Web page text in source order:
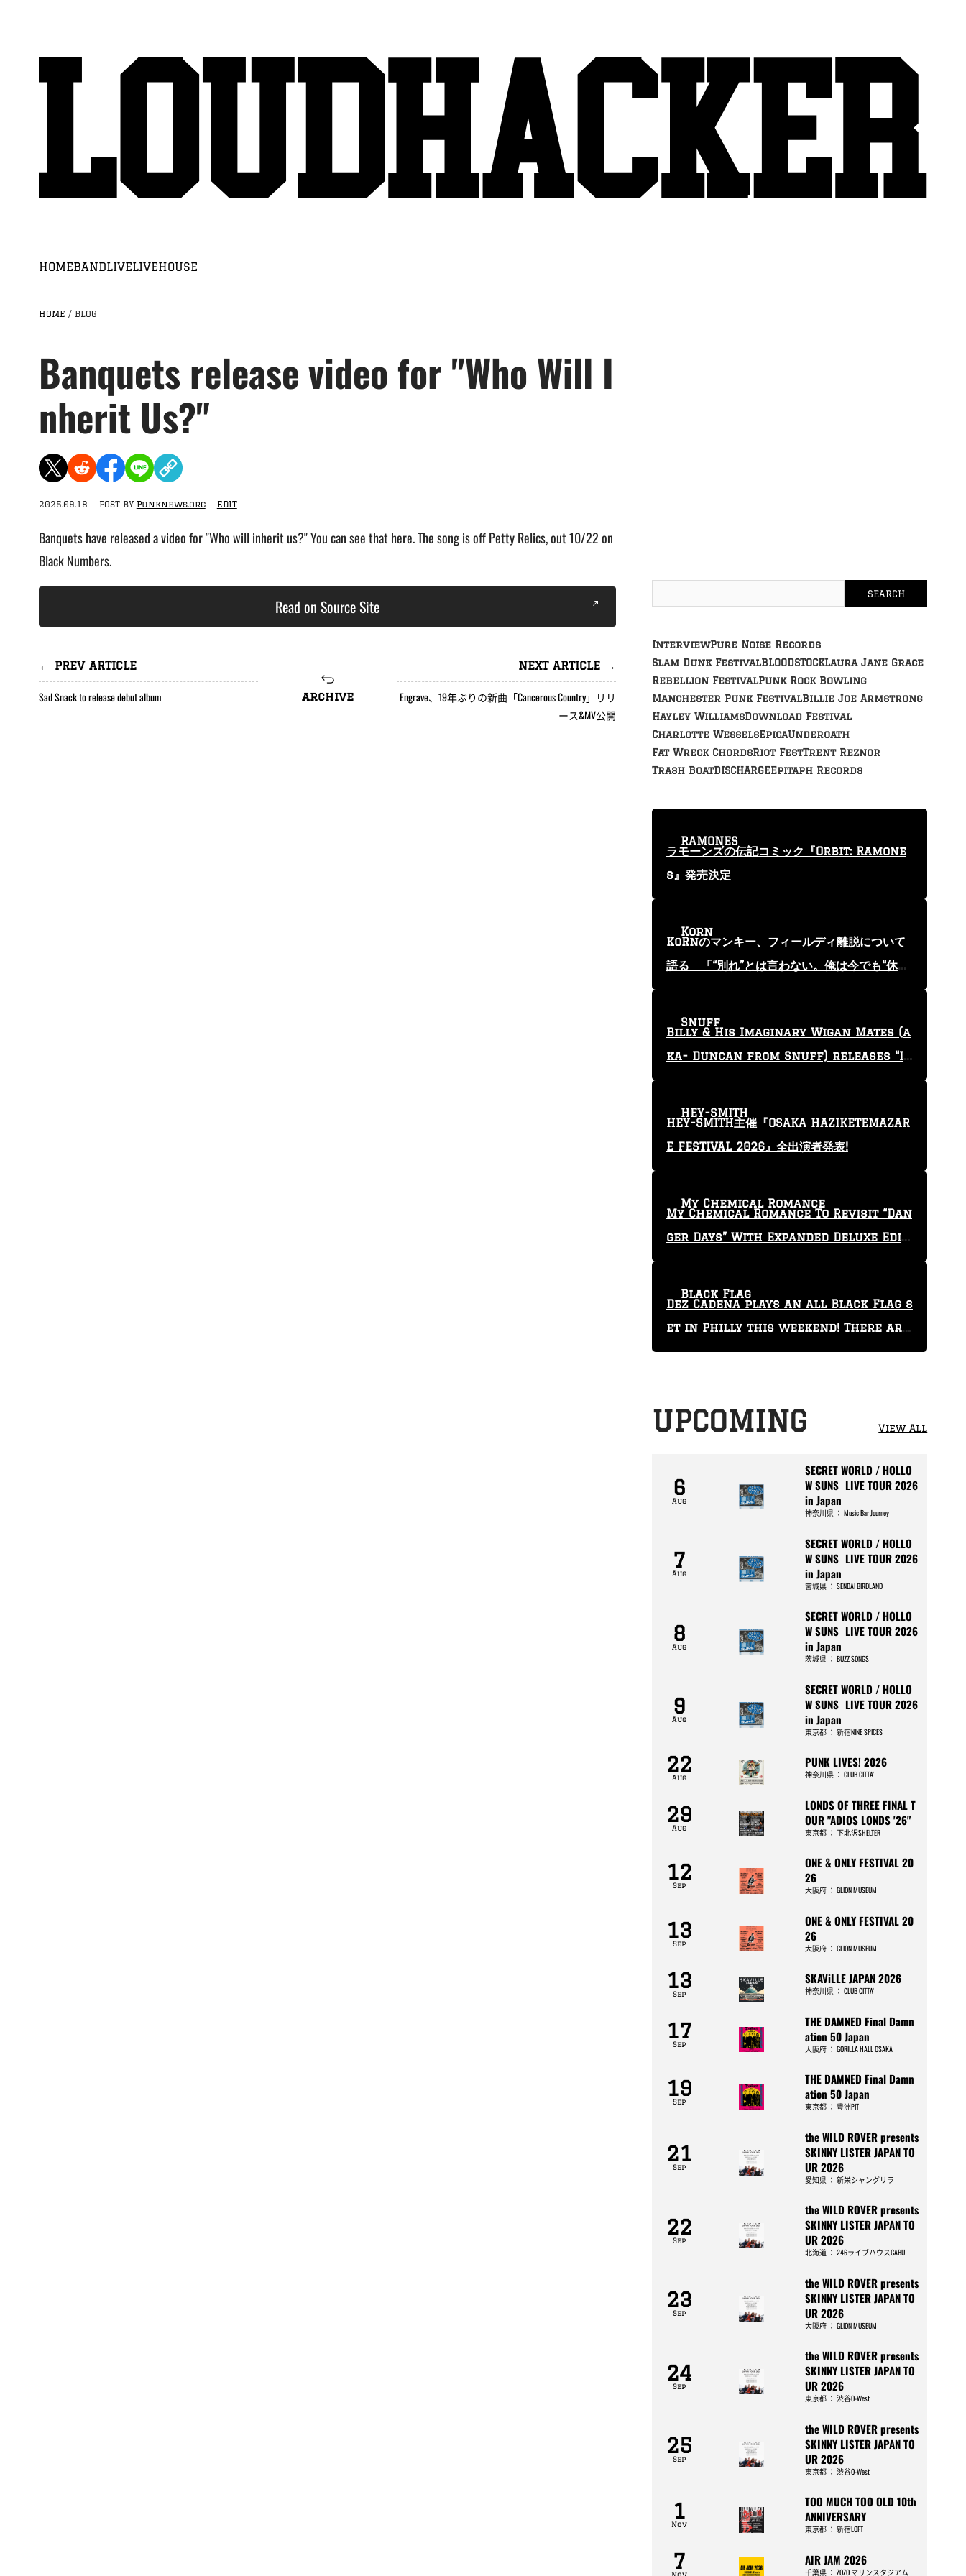
HOMEBANDLIVELIVEHOUSE
HOME / BLOG
Banquets release video for "Who Will I
nherit Us?"
2025.09.18 POST BY Punknews.org EDIT
Banquets have released a video for "Who will inherit us?" You can see that here. The song is off Petty Relics, out 10/22 on
Black Numbers.
Read on Source Site
← PREV ARTICLE
Sad Snack to release debut album archive
NEXT ARTICLE →
Engrave、19年ぶりの新曲「Cancerous Country」リリ
ース&MV公開
InterviewPure Noise Records
Slam Dunk FestivalBLOODSTOCKLaura Jane Grace
Rebellion FestivalPunk Rock Bowling
Manchester Punk FestivalBillie Joe Armstrong
Hayley WilliamsDownload Festival
Charlotte WesselsEpicaUnderoath
Fat Wreck ChordsRiot FestTrent Reznor
Trash BoatDISCHARGEEpitaph Records
ラモーンズの伝記コミック『Orbit: Ramone
s』発売決定
RAMONES
KoRnのマンキー、フィールディ離脱について
語る 「“別れ”とは言わない。俺は今でも“休
Korn
Billy & His Imaginary Wigan Mates (a
ka- Duncan from Snuff) releases “I
Snuff
HEY-SMITH主催『OSAKA HAZIKETEMAZAR
E FESTIVAL 2026』全出演者発表!
HEY-SMITH
My Chemical Romance To Revisit “Dan
ger Days” With Expanded Deluxe Editi
My Chemical Romance
Dez Cadena plays an all Black Flag s
et in Philly this weekend! There are
only 29 tickets left!
Black Flag
UPCOMING View All
6
Aug
SECRET WORLD / HOLLO
W SUNS LIVE TOUR 2026
in Japan
神奈川県： Music Bar Journey
7
Aug
SECRET WORLD / HOLLO
W SUNS LIVE TOUR 2026
in Japan
宮城県： SENDAI BIRDLAND
8
Aug
SECRET WORLD / HOLLO
W SUNS LIVE TOUR 2026
in Japan
茨城県： BUZZ SONGS
9
Aug
SECRET WORLD / HOLLO
W SUNS LIVE TOUR 2026
in Japan
東京都： 新宿NINE SPICES
22
Aug
PUNK LIVES! 2026
神奈川県： CLUB CITTA’
29
Aug
LONDS OF THREE FINAL T
OUR "ADIOS LONDS '26"
東京都： 下北沢SHELTER
12
Sep
ONE & ONLY FESTIVAL 20
26
大阪府： GLION MUSEUM
13
Sep
ONE & ONLY FESTIVAL 20
26
大阪府： GLION MUSEUM
13
Sep
SKAViLLE JAPAN 2026
神奈川県： CLUB CITTA’
17
Sep
THE DAMNED Final Damn
ation 50 Japan
大阪府： GORILLA HALL OSAKA
19
Sep
THE DAMNED Final Damn
ation 50 Japan
東京都： 豊洲PIT
21
Sep
the WILD ROVER presents
SKINNY LISTER JAPAN TO
UR 2026
愛知県： 新栄シャングリラ
22
Sep
the WILD ROVER presents
SKINNY LISTER JAPAN TO
UR 2026
北海道： 246ライブハウスGABU
23
Sep
the WILD ROVER presents
SKINNY LISTER JAPAN TO
UR 2026
大阪府： GLION MUSEUM
24
Sep
the WILD ROVER presents
SKINNY LISTER JAPAN TO
UR 2026
東京都： 渋谷O-West
25
Sep
the WILD ROVER presents
SKINNY LISTER JAPAN TO
UR 2026
東京都： 渋谷O-West
1
Nov
TOO MUCH TOO OLD 10th
ANNIVERSARY
東京都： 新宿LOFT
7 AIR JAM 2026
千葉県： ZOZO マリンスタジアム